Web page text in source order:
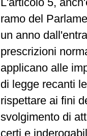
ramo del
un anno
prescrizioni
applicano alle
di legge recanti
rispettare ai fini
svolgimento di
certi e